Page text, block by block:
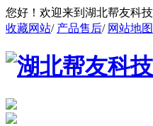
您好！欢迎来到湖北帮友科
收藏网站/ 产品售后/ 网站地图